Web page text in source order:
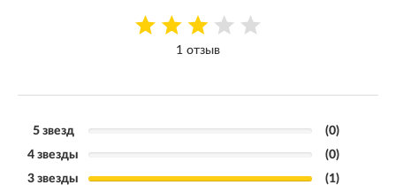
1 отзыв
5 звезд
(0)
4 звезды
(0)
3 звезды
(1)